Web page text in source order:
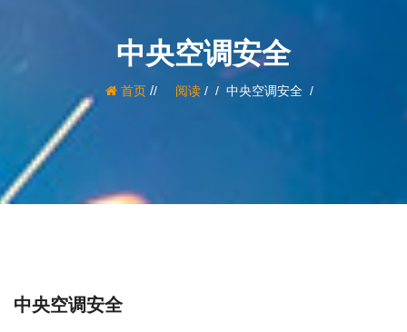
中央空调安全
首页/ 阅读/ 中央空调安全
中央空调安全